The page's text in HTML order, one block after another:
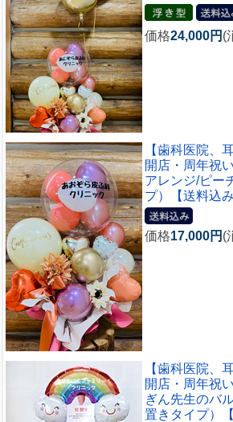
価格24,000円 (
【歯科医院、
開店・周年祝
アレンジ/ピー
プ）【送料込み
価格17,000円 (
【歯科医院、
開店・周年祝
ぎん先生のバ
置きタイプ）